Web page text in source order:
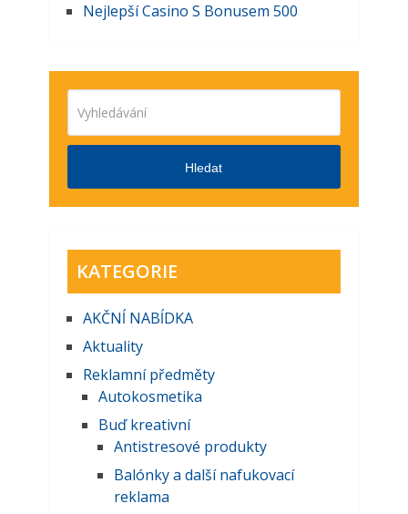
Nejlepší Casino S Bonusem 500
Hledat
KATEGORIE
AKČNĺ NABĺDKA
Aktuality
Reklamní předměty
Autokosmetika
Buď kreativní
Antistresové produkty
Balónky a další nafukovací
reklama